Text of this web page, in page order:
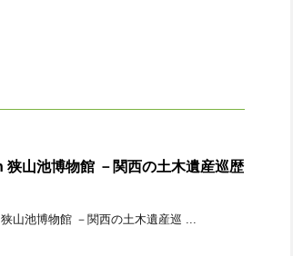
山池博物館 －関西の土木遺産巡歴
山池博物館 －関西の土木遺産巡 ...